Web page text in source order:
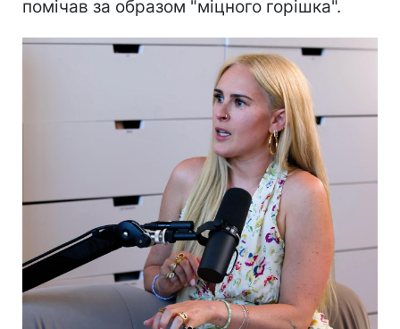
помічав за образом "міцного горішка".